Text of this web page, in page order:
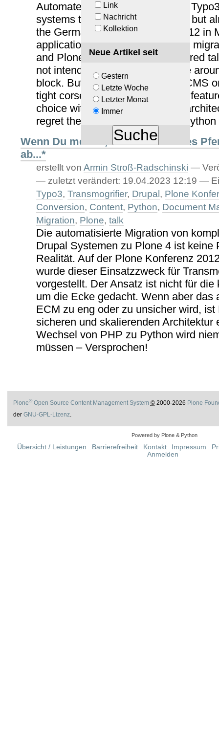
Link
Nachricht
Kollektion
Neue Artikel seit
Gestern
Letzte Woche
Letzter Monat
Immer
Automated migration of complex
systems to Plone 4 is no fantasy but
the German Plone Konferenz 2012 in
application for the Transmogrifier
and Plone was subject of a featured
not intended for a small webseite
block. But when the current old CMS
tight corset and or lacks security
choice with its safe and scaling
regret the change from PHP to
Wenn Du merkst, dass Du ein totes
ab...*
erstellt vonArmin Stroß-Radschinski —
— zuletzt verändert: 19.04.2023 12:19—
Typo3,Transmogrifier, Drupal , Plone
Conversion, Content, Python, Document
Migration, Plone,talk
Die automatisierte Migration von
Drupal Systemen zu Plone 4 ist keine
Realität. Auf der Plone Konferenz
wurde dieser Einsatzzweck für
vorgestellt. Der Ansatz ist nicht für die
um die Ecke gedacht. Wenn aber das
ECM zu eng oder zu unsicher wird,
sicheren und skalierenden Architektur
Wechsel von PHP zu Python wird
müssen – Versprochen!
Plone®Open Source Content Management System ©2000-2026 Plone
der GNU-GPL-Lizenz.
Powered by Plone & Python
Übersicht / Leistungen Barrierefreiheit Kontakt Impressum
Anmelden